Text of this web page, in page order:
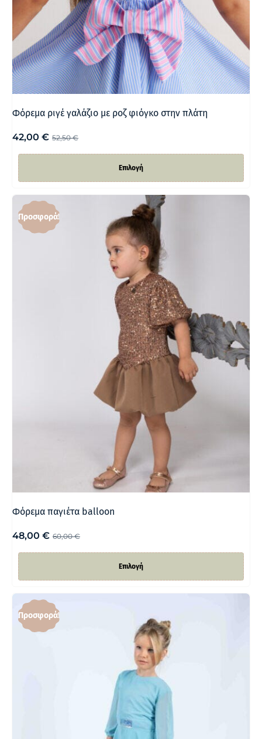
Φόρεμα ριγέ γαλάζιο με ροζ φιόγκο στην πλάτη
52,50€
42,00 €
Επιλογή
Προσφορά!
Φόρεμα παγιέτα balloon
60,00€
48,00 €
Επιλογή
Προσφορά!